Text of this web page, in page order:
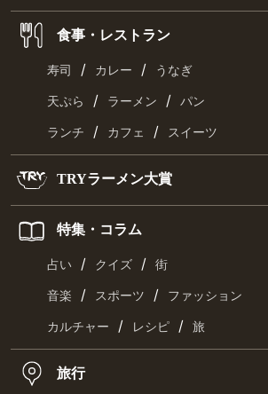
食事・レストラン
寿司 / カレー / うなぎ
天ぷら / ラーメン / パン
ランチ / カフェ / スイーツ
TRYラーメン大賞
特集・コラム
占い / クイズ / 街
音楽 / スポーツ / ファッション
カルチャー / レシピ / 旅
旅行